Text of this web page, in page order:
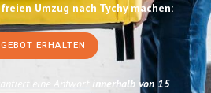
Umzug nach Tychy machen:
ERHALTEN
eine Antwort
innerhalb von 15